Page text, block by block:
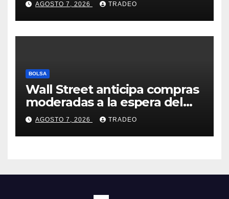
AGOSTO 7, 2026 TRADEO
BOLSA
Wall Street anticipa compras
moderadas a la espera del
informe de empleo de EEUU
AGOSTO 7, 2026 TRADEO